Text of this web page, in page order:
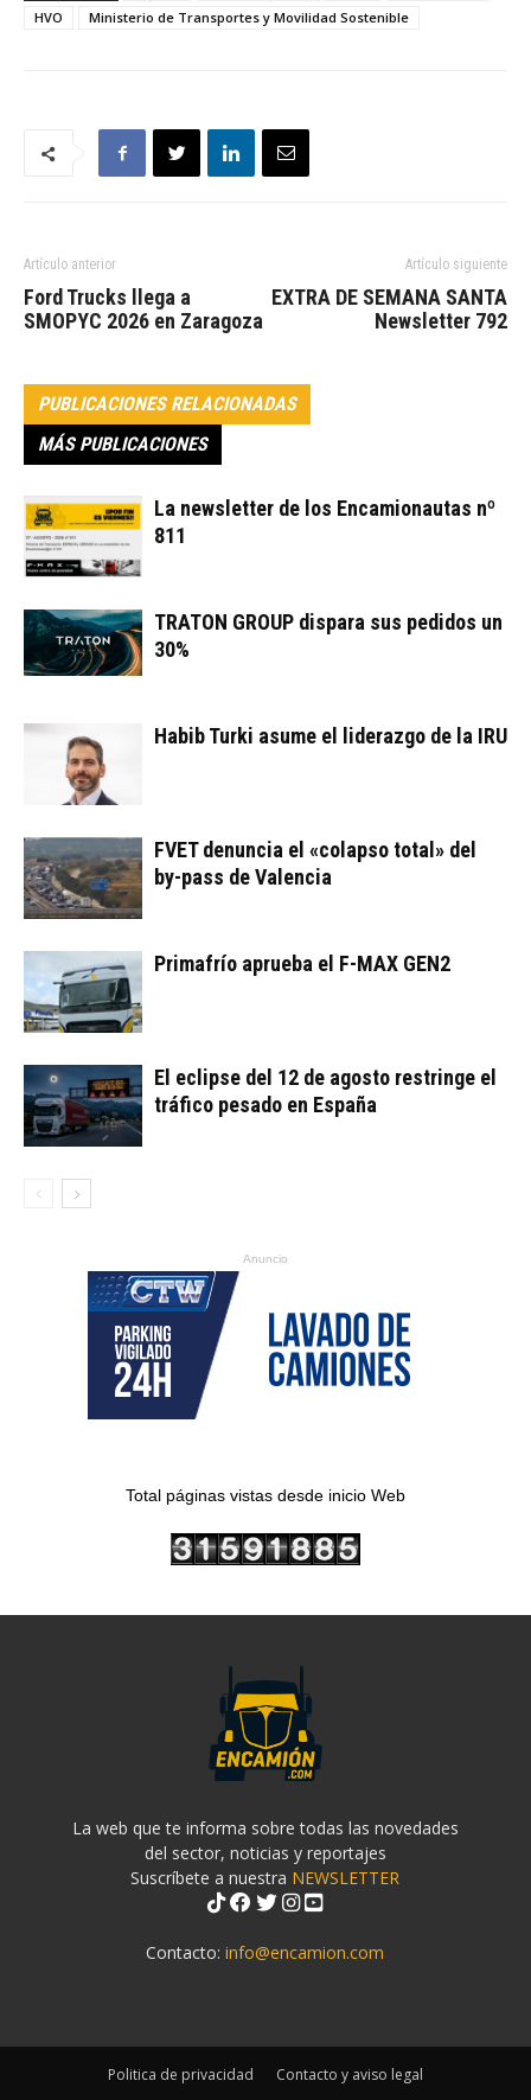
HVO
Ministerio de Transportes y Movilidad Sostenible
Artículo anterior
Ford Trucks llega a
SMOPYC 2026 en Zaragoza
Artículo siguiente
EXTRA DE SEMANA SANTA
Newsletter 792
PUBLICACIONES RELACIONADAS
MÁS PUBLICACIONES
La newsletter de los Encamionautas nº
811
TRATON GROUP dispara sus pedidos un
30%
Habib Turki asume el liderazgo de la IRU
FVET denuncia el «colapso total» del
by-pass de Valencia
Primafrío aprueba el F-MAX GEN2
El eclipse del 12 de agosto restringe el
tráfico pesado en España
Anuncio
Total páginas vistas desde inicio Web
La web que te informa sobre todas las novedades
del sector, noticias y reportajes
Suscríbete a nuestra NEWSLETTER
Contacto:info@encamion.com
Politica de privacidad Contacto y aviso legal